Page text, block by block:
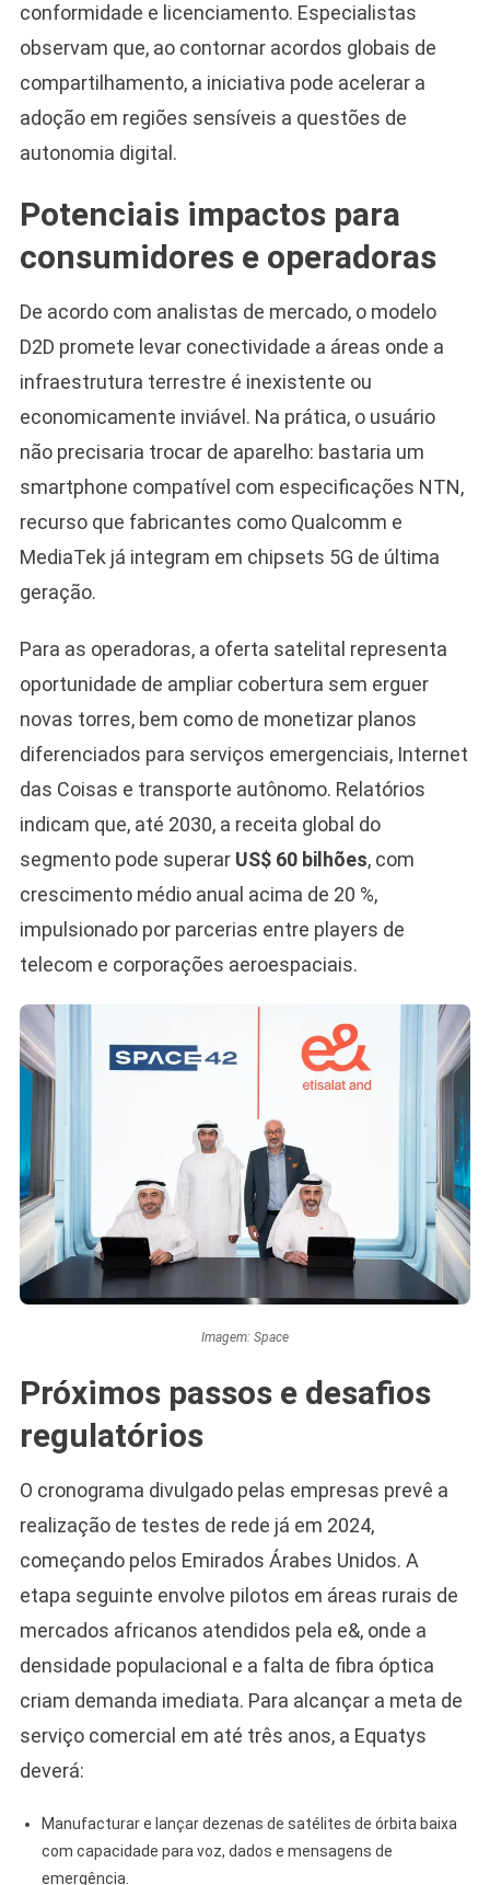
conformidade e licenciamento. Especialistas
observam que, ao contornar acordos globais de
compartilhamento, a iniciativa pode acelerar a
adoção em regiões sensíveis a questões de
autonomia digital.
Potenciais impactos para
consumidores e operadoras
De acordo com analistas de mercado, o modelo
D2D promete levar conectividade a áreas onde a
infraestrutura terrestre é inexistente ou
economicamente inviável. Na prática, o usuário
não precisaria trocar de aparelho: bastaria um
smartphone compatível com especificações NTN,
recurso que fabricantes como Qualcomm e
MediaTek já integram em chipsets 5G de última
geração.
Para as operadoras, a oferta satelital representa
oportunidade de ampliar cobertura sem erguer
novas torres, bem como de monetizar planos
diferenciados para serviços emergenciais, Internet
das Coisas e transporte autônomo. Relatórios
indicam que, até 2030, a receita global do
segmento pode superar US$ 60 bilhões, com
crescimento médio anual acima de 20 %,
impulsionado por parcerias entre players de
telecom e corporações aeroespaciais.
Imagem: Space
Próximos passos e desafios
regulatórios
O cronograma divulgado pelas empresas prevê a
realização de testes de rede já em 2024,
começando pelos Emirados Árabes Unidos. A
etapa seguinte envolve pilotos em áreas rurais de
mercados africanos atendidos pela e&, onde a
densidade populacional e a falta de fibra óptica
criam demanda imediata. Para alcançar a meta de
serviço comercial em até três anos, a Equatys
deverá:
Manufacturar e lançar dezenas de satélites de órbita baixa
com capacidade para voz, dados e mensagens de
emergência.